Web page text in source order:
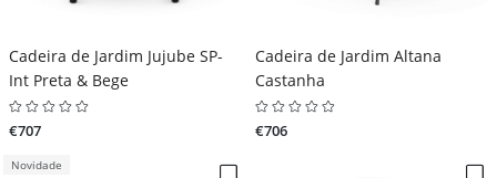
Cadeira de Jardim Jujube SP-
Int Preta & Bege
€707
Cadeira de Jardim Altana
Castanha
€706
Novidade